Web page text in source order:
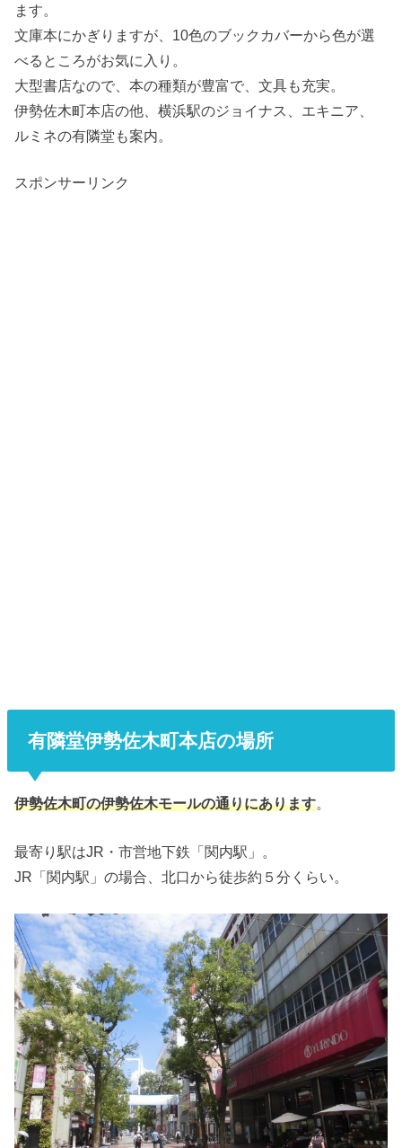
ます。
文庫本にかぎりますが、10色のブックカバーから色が選
べるところがお気に入り。
大型書店なので、本の種類が豊富で、文具も充実。
伊勢佐木町本店の他、横浜駅のジョイナス、エキニア、
ルミネの有隣堂も案内。
スポンサーリンク
有隣堂伊勢佐木町本店の場所
伊勢佐木町の伊勢佐木モールの通りにあります。
最寄り駅はJR・市営地下鉄「関内駅」。
JR「関内駅」の場合、北口から徒歩約５分くらい。